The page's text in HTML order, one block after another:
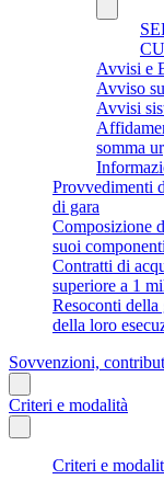
Avvisi e
Avviso
Avvisi
somma
Provvedimenti
di gara
Composizione
suoi componenti
Contratti di
superiore a 1
Resoconti della
della loro
Sovvenzioni,
Criteri e modalità
Criteri e